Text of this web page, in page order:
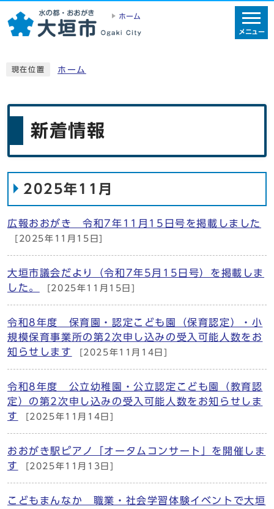
ホーム
メニュー
現在位置 ホーム
新着情報
2025年11月
広報おおがき 令和7年11月15日号を掲載しました
[2025年11月15日]
大垣市議会だより（令和7年5月15日号）を掲載しま
した。
[2025年11月15日]
令和8年度 保育園・認定こども園（保育認定）・小
規模保育事業所の第2次申し込みの受入可能人数をお
知らせします
[2025年11月14日]
令和8年度 公立幼稚園・公立認定こども園（教育認
定）の第2次申し込みの受入可能人数をお知らせしま
す
[2025年11月14日]
おおがき駅ピアノ「オータムコンサート」を開催しま
す
[2025年11月13日]
こどもまんなか 職業・社会学習体験イベントで大垣